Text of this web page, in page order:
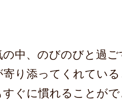
の中、のびのびと過
寄り添ってくれてい
すぐに慣れることが